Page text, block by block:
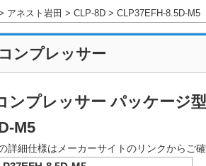
アネスト岩田 CLP-8D CLP37EFH-8.5D-M5
ンプレッサー
ンプレッサー パッケージ型
M5
詳細仕様はメーカーサイトのリンクからご確